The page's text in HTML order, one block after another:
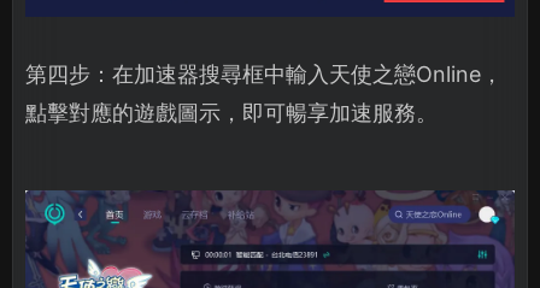
第四步：在加速器搜尋框中輸入天使之戀Online，
點擊對應的遊戲圖示，即可暢享加速服務。